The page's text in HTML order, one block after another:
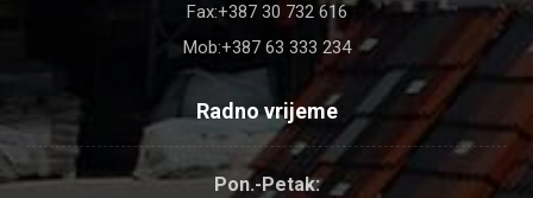
Fax:+387 30 732 616
Mob:+387 63 333 234
Radno vrijeme
Pon.-Petak: